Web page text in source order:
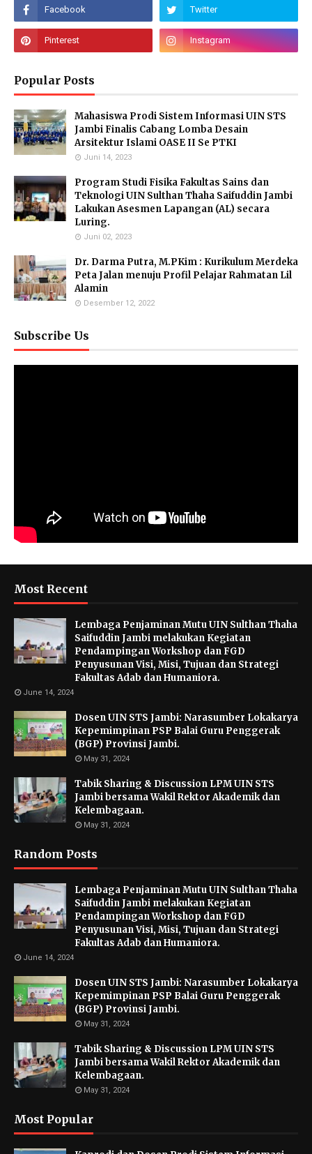
Popular Posts
Mahasiswa Prodi Sistem Informasi UIN STS
Jambi Finalis Cabang Lomba Desain
Arsitektur Islami OASE II Se PTKI
Juni 14, 2023
Program Studi Fisika Fakultas Sains dan
Teknologi UIN Sulthan Thaha Saifuddin Jambi
Lakukan Asesmen Lapangan (AL) secara
Luring.
Juni 02, 2023
Dr. Darma Putra, M.PKim : Kurikulum Merdeka
Peta Jalan menuju Profil Pelajar Rahmatan Lil
Alamin
Desember 12, 2022
Subscribe Us
Most Recent
Lembaga Penjaminan Mutu UIN Sulthan Thaha
Saifuddin Jambi melakukan Kegiatan
Pendampingan Workshop dan FGD
Penyusunan Visi, Misi, Tujuan dan Strategi
Fakultas Adab dan Humaniora.
June 14, 2024
Dosen UIN STS Jambi: Narasumber Lokakarya
Kepemimpinan PSP Balai Guru Penggerak
(BGP) Provinsi Jambi.
May 31, 2024
Tabik Sharing & Discussion LPM UIN STS
Jambi bersama Wakil Rektor Akademik dan
Kelembagaan.
May 31, 2024
Random Posts
Lembaga Penjaminan Mutu UIN Sulthan Thaha
Saifuddin Jambi melakukan Kegiatan
Pendampingan Workshop dan FGD
Penyusunan Visi, Misi, Tujuan dan Strategi
Fakultas Adab dan Humaniora.
June 14, 2024
Dosen UIN STS Jambi: Narasumber Lokakarya
Kepemimpinan PSP Balai Guru Penggerak
(BGP) Provinsi Jambi.
May 31, 2024
Tabik Sharing & Discussion LPM UIN STS
Jambi bersama Wakil Rektor Akademik dan
Kelembagaan.
May 31, 2024
Most Popular